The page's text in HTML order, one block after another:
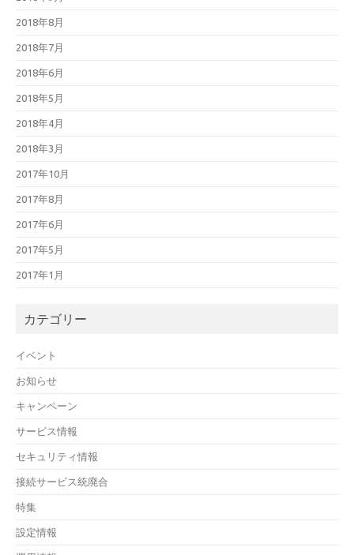
2018年8月
2018年7月
2018年6月
2018年5月
2018年4月
2018年3月
2017年10月
2017年8月
2017年6月
2017年5月
2017年1月
カテゴリー
イベント
お知らせ
キャンペーン
サービス情報
セキュリティ情報
接続サービス統廃合
特集
設定情報